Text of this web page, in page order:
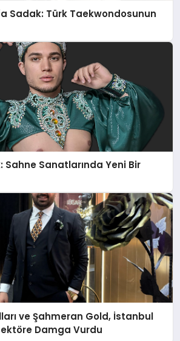
Sadak: Türk Taekwondosunun
Sahne Sanatlarında Yeni Bir
ve Şahmeran Gold, İstanbul
Damga Vurdu